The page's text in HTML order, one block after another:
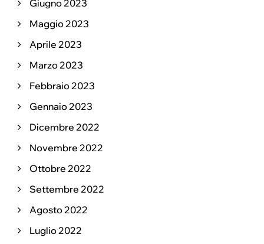
Giugno 2023
Maggio 2023
Aprile 2023
Marzo 2023
Febbraio 2023
Gennaio 2023
Dicembre 2022
Novembre 2022
Ottobre 2022
Settembre 2022
Agosto 2022
Luglio 2022